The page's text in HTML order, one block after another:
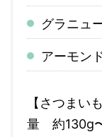
グラニュ
アーモン
【さつまい
量 約130g